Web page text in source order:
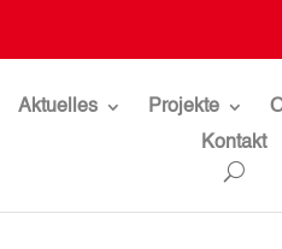
Aktuelles Projekte
Kontakt